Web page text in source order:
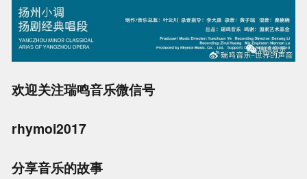
欢迎关注瑞鸣音乐微信号
rhymoi2017
分享音乐的故事